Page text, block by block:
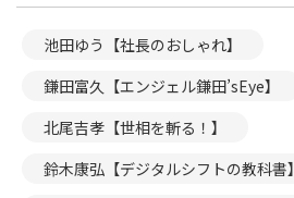
池田ゆう【社長のおしゃれ】
鎌田富久【エンジェル鎌田’sEye】
北尾吉孝【世相を斬る！】
鈴木康弘【デジタルシフトの教科書】